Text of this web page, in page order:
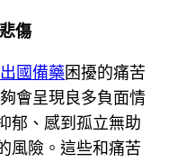
傷
國備藥困擾的痛苦
會呈現良多負面情
郁、感到孤立無助
風險。這些和痛苦